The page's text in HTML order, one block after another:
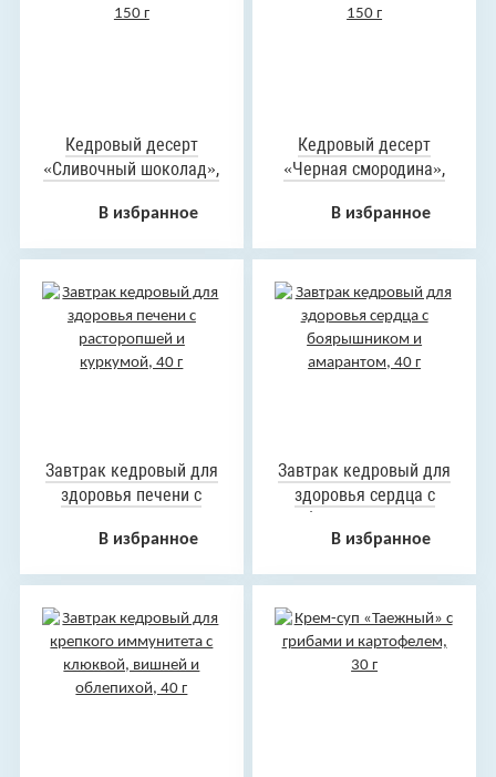
Кедровый десерт
«Сливочный шоколад»,
В избранное
Кедровый десерт
«Черная смородина»,
В избранное
Завтрак кедровый для
здоровья печени с
куркумой, 40 г
В избранное
Завтрак кедровый для
здоровья сердца с
боярышником и
амарантом, 40 г
В избранное